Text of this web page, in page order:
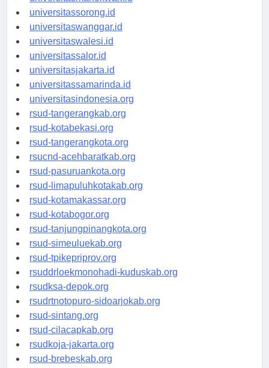
universitasmanokwari.id
universitassorong.id
universitaswanggar.id
universitaswalesi.id
universitassalor.id
universitasjakarta.id
universitassamarinda.id
universitasindonesia.org
rsud-tangerangkab.org
rsud-kotabekasi.org
rsud-tangerangkota.org
rsucnd-acehbaratkab.org
rsud-pasuruankota.org
rsud-limapuluhkotakab.org
rsud-kotamakassar.org
rsud-kotabogor.org
rsud-tanjungpinangkota.org
rsud-simeuluekab.org
rsud-tpikepriprov.org
rsuddrloekmonohadi-kuduskab.org
rsudksa-depok.org
rsudrtnotopuro-sidoarjokab.org
rsud-sintang.org
rsud-cilacapkab.org
rsudkoja-jakarta.org